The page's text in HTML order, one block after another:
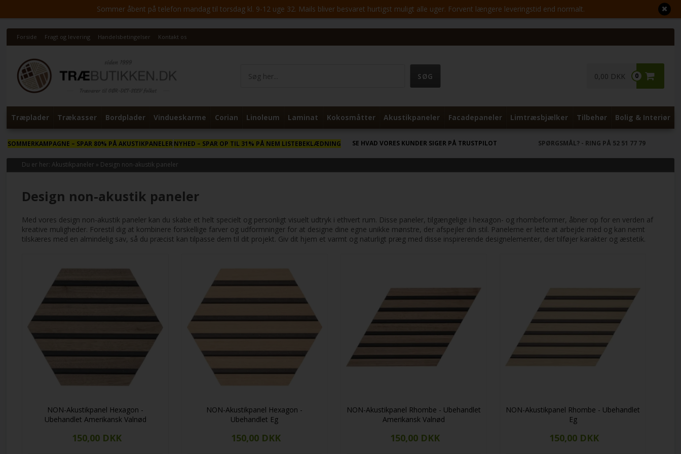
Sommer åbent på telefon mandag til torsdag kl. 9-12 uge 32. Mails bliver besvaret hurtigst muligt alle uger. Forvent længere leveringstid end normalt.
Forside Fragt og levering Handelsbetingelser Kontakt os
0
0,00 DKK
Træplader Trækasser Bordplader Vindueskarme Corian Linoleum Laminat Kokosmåtter Akustikpaneler Facadepaneler Limtræsbjælker Tilbehør Bolig & Interiør
SOMMERKAMPAGNE – SPAR 80% PÅ AKUSTIKPANELERNYHED – SPAR OP TIL 31% PÅ NEM LISTEBEKLÆDNING SE HVAD VORES KUNDER SIGER PÅ TRUSTPILOT SPØRGSMÅL? - RING PÅ 52 51 77 79
Du er her:Akustikpaneler » Design non-akustik paneler
Design non-akustik paneler
Med vores design non-akustik paneler kan du skabe et helt specielt og personligt visuelt udtryk i ethvert rum. Disse paneler, tilgængelige i hexagon- og rhombeformer, åbner op for en verden af
kreative muligheder. Forestil dig at kombinere forskellige farver og udformninger for at designe dine egne unikke mønstre, der afspejler din stil. Panelerne er lette at arbejde med og kan nemt
tilskæres med en almindelig sav, så du præcist kan tilpasse dem til dit projekt. Giv dit hjem et varmt og naturligt præg med disse inspirerende designelementer, der tilføjer karakter og æstetik.
NON-Akustikpanel Hexagon -
Ubehandlet Amerikansk Valnød
NON-Akustikpanel Hexagon -
Ubehandlet Eg
NON-Akustikpanel Rhombe - Ubehandlet
Amerikansk Valnød
NON-Akustikpanel Rhombe - Ubehandlet
Eg